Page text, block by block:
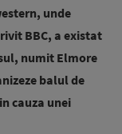
unde
BBC, a existat
numit Elmore
balul de
cauza unei